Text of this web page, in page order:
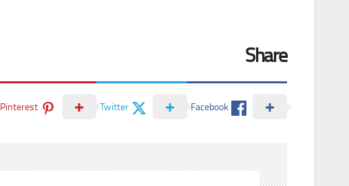
Share
Facebook
Twitter
Pinterest